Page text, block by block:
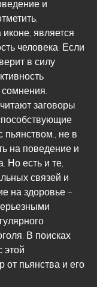
является
человека. Если
в силу
заговоры
не в
на поведение и
Но есть и те,
связей и
на здоровье –
В поисках
от пьянства и его